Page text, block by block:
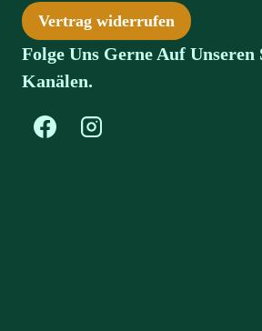
Vertrag widerrufen
Folge Uns Gerne Auf Unseren
Kanälen.